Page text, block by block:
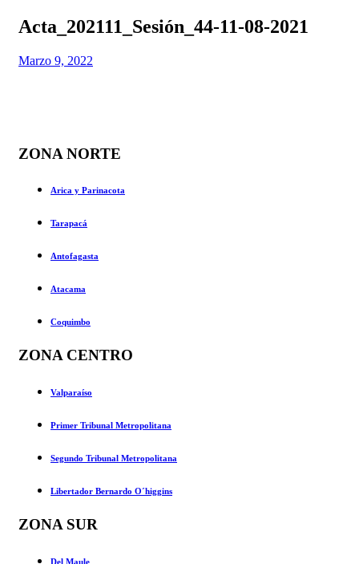
Acta_202111_Sesión_44-11-08-2021
Marzo 9, 2022
ZONA NORTE
Arica y Parinacota
Tarapacá
Antofagasta
Atacama
Coquimbo
ZONA CENTRO
Valparaíso
Primer Tribunal Metropolitana
Segundo Tribunal Metropolitana
Libertador Bernardo O´higgins
ZONA SUR
Del Maule